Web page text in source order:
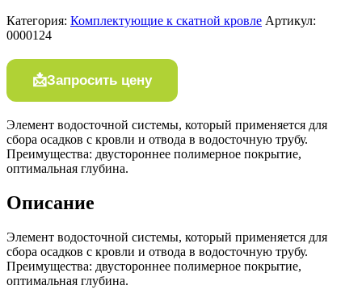
Категория: Комплектующие к скатной кровле Артикул:
0000124
Запросить цену
Элемент водосточной системы, который применяется для
сбора осадков с кровли и отвода в водосточную трубу.
Преимущества: двустороннее полимерное покрытие,
оптимальная глубина.
Описание
Элемент водосточной системы, который применяется для
сбора осадков с кровли и отвода в водосточную трубу.
Преимущества: двустороннее полимерное покрытие,
оптимальная глубина.